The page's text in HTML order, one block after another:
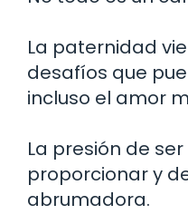
La paternidad
desafíos que
incluso el amor
La presión de
proporcionar y
abrumadora.